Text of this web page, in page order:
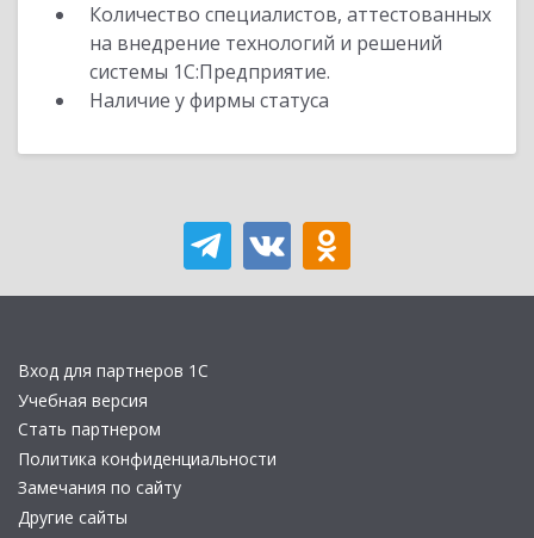
Количество специалистов, аттестованных
на внедрение технологий и решений
системы 1С:Предприятие.
Наличие у фирмы статуса
Вход для партнеров 1С
Учебная версия
Стать партнером
Политика конфиденциальности
Замечания по сайту
Другие сайты